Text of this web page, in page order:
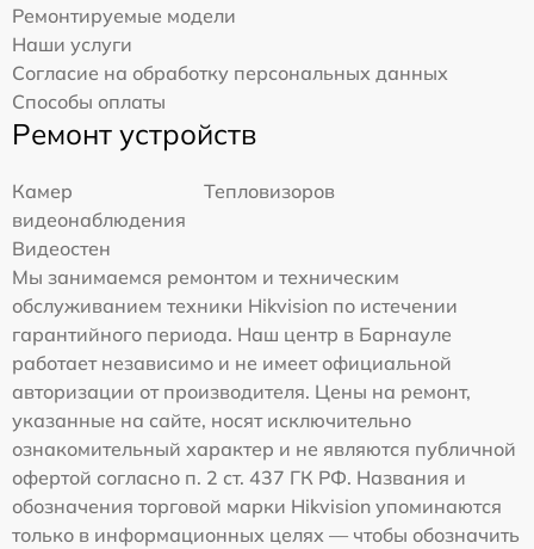
Ремонтируемые модели
Наши услуги
Согласие на обработку персональных данных
Способы оплаты
Ремонт устройств
Камер
видеонаблюдения
Тепловизоров
Видеостен
Мы занимаемся ремонтом и техническим
обслуживанием техники Hikvision по истечении
гарантийного периода. Наш центр в Барнауле
работает независимо и не имеет официальной
авторизации от производителя. Цены на ремонт,
указанные на сайте, носят исключительно
ознакомительный характер и не являются публичной
офертой согласно п. 2 ст. 437 ГК РФ. Названия и
обозначения торговой марки Hikvision упоминаются
только в информационных целях — чтобы обозначить